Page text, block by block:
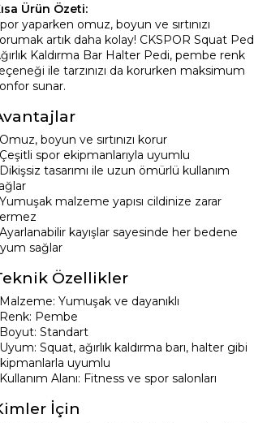
Ürün Özeti:
yaparken omuz, boyun ve sırtınızı
artık daha kolay! CKSPOR Squat Ped
Kaldırma Bar Halter Pedi, pembe renk
ile tarzınızı da korurken maksimum
sunar.
Omuz, boyun ve sırtınızı korur
Çeşitli spor ekipmanlarıyla uyumlu
Dikişsiz tasarımı ile uzun ömürlü kullanım
Yumuşak malzeme yapısı cildinize zarar
Ayarlanabilir kayışlar sayesinde her bedene
sağlar
Özellikler
Malzeme: Yumuşak ve dayanıklı
Renk: Pembe
Boyut: Standart
Uyum: Squat, ağırlık kaldırma barı, halter gibi
uyumlu
Kullanım Alanı: Fitness ve spor salonları
İçin